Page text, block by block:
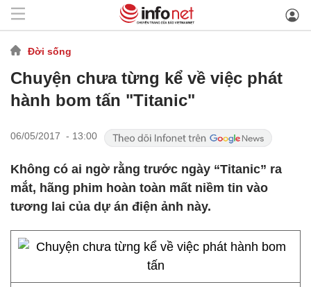
Đời sống
Chuyện chưa từng kể về việc phát
hành bom tấn "Titanic"
06/05/2017 - 13:00
Không có ai ngờ rằng trước ngày “Titanic” ra
mắt, hãng phim hoàn toàn mất niềm tin vào
tương lai của dự án điện ảnh này.